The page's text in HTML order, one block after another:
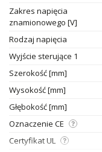
Zakres napięcia
znamionowego [V]
Rodzaj napięcia
Wyjście sterujące 1
Szerokość [mm]
Wysokość [mm]
Głębokość [mm]
Oznaczenie CE
Certyfikat UL